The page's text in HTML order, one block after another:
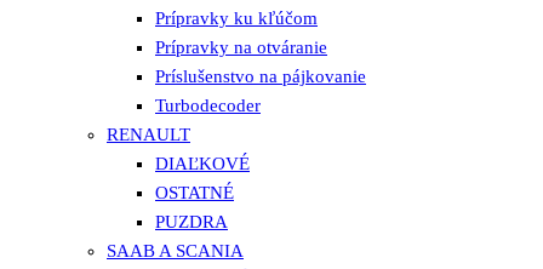
Prípravky ku kľúčom
Prípravky na otváranie
Príslušenstvo na pájkovanie
Turbodecoder
RENAULT
DIAĽKOVÉ
OSTATNÉ
PUZDRA
SAAB A SCANIA